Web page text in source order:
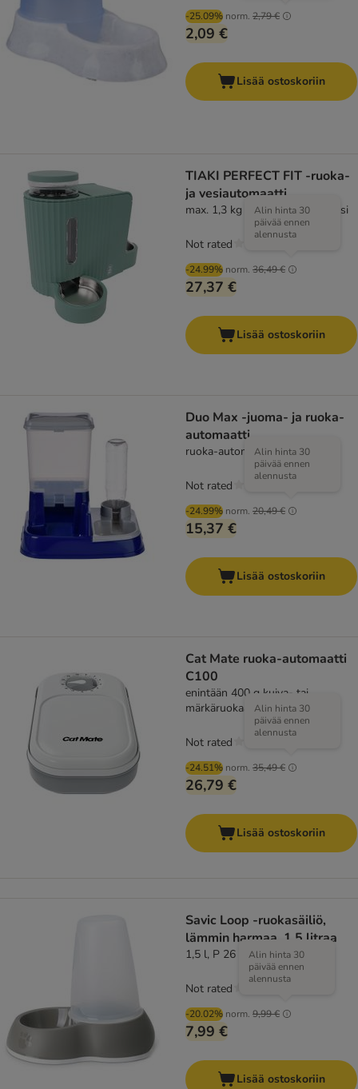
-25.09% norm. 2,79 €
2,09 €
Lisää ostoskoriin
TIAKI PERFECT FIT -ruoka-
ja vesiautomaatti
max. 1,3 kg kuivaruoka & 3 l vesi
-24.99% norm. 36,49 €
Alin hinta 30
päivää ennen
alennusta
27,37 €
Not rated
Lisää ostoskoriin
Duo Max -juoma- ja ruoka-
automaatti
ruoka-automaatti 5,00 l
-24.99% norm. 20,49 €
Alin hinta 30
päivää ennen
alennusta
15,37 €
Not rated
Lisää ostoskoriin
Cat Mate ruoka-automaatti
C100
enintään 400 g kuiva- tai
märkäruokaa
-24.51% norm. 35,49 €
Alin hinta 30
päivää ennen
alennusta
26,79 €
Not rated
Lisää ostoskoriin
Savic Loop -ruokasäiliö,
lämmin harmaa, 1,5 litraa
1,5 l, P 26 x L 17,5 x K 23 cm
-20.02% norm. 9,99 €
Alin hinta 30
päivää ennen
alennusta
7,99 €
Not rated
Lisää ostoskoriin